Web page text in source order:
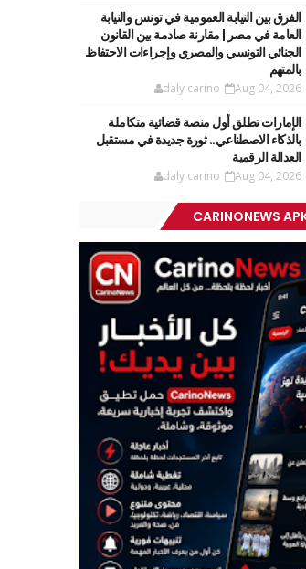
الفرق بين النيابة العمومية في تونس والنيابة
العامة في مصر | مقارنة صادمة بين القانون
الجنائي التونسي والمصري وإجراءات الاحتفاظ
بالمتهم
daly carino Aug 04, 2026
الإمارات تطلق أول منصة قضائية متكاملة
بالذكاء الاصطناعي.. ثورة جديدة في مستقبل
العدالة الرقمية
daly carino Aug 04, 2026